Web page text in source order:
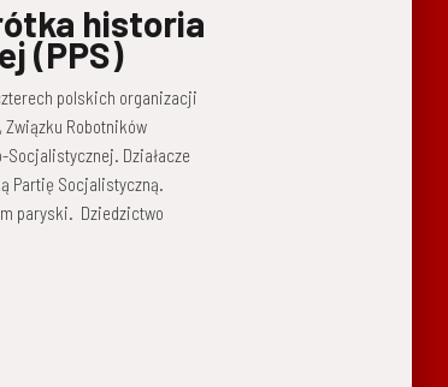
historia
(PPS)
polskich organizacji
Robotników
Socjalistycznej. Działacze
Partię Socjalistyczną.
paryski. Dziedzictwo